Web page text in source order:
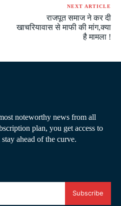
NEXT ARTICLE
राजपूत समाज ने कर दी
खाचरियावास से माफी की मांग,क्या
है मामला !
noteworthy news from all
plan, you get access to
ahead of the curve.
Subscribe